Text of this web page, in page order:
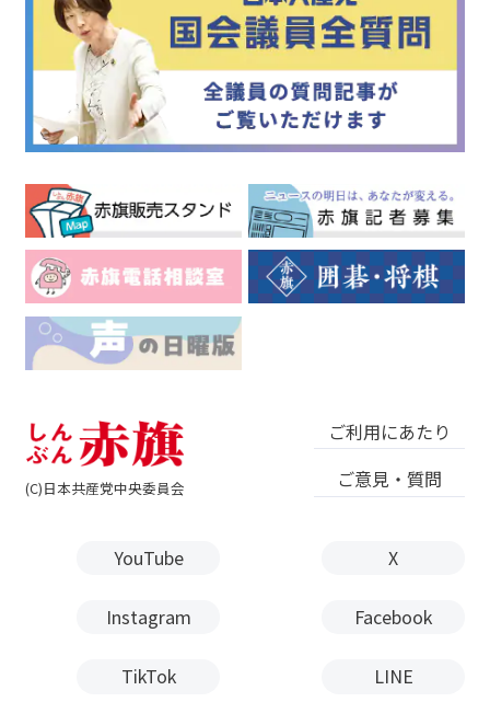
(C)日本共産党中央委員会
ご利用にあたり
ご意見・質問
YouTube X
TikTok
Instagram Facebook
LINE